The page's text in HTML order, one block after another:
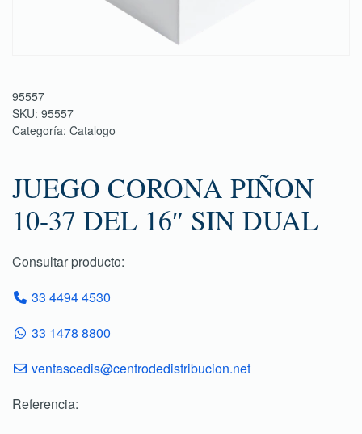
95557
SKU: 95557
Categoría: Catalogo
JUEGO CORONA PIÑON
10-37 DEL 16″ SIN DUAL
Consultar producto:
33 4494 4530
33 1478 8800
ventascedis@centrodedistribucion.net
Referencia: